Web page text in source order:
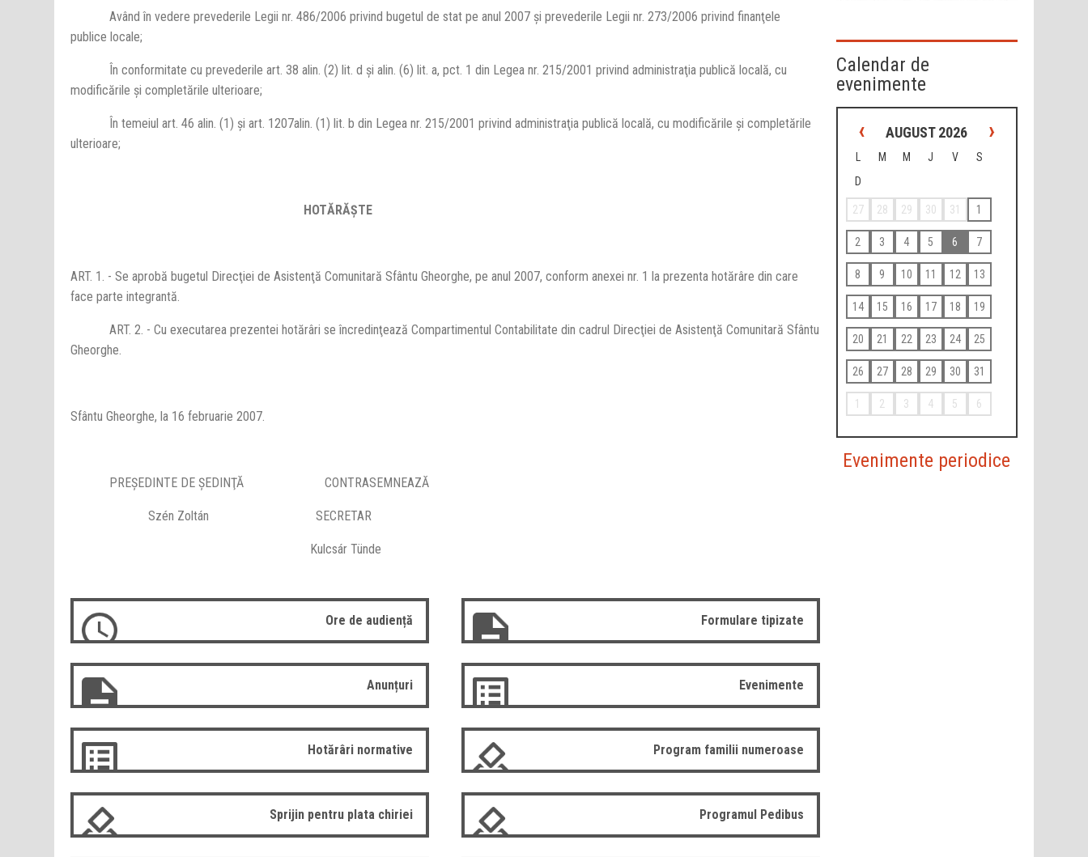
Având în vedere prevederile Legii nr. 486/2006 privind bugetul de stat pe anul 2007 şi prevederile Legii nr. 273/2006 privind finanţele
publice locale;
În conformitate cu prevederile art. 38 alin. (2) lit. d şi alin. (6) lit. a, pct. 1 din Legea nr. 215/2001 privind administraţia publică locală, cu
modificările şi completările ulterioare;
În temeiul art. 46 alin. (1) şi art. 1207alin. (1) lit. b din Legea nr. 215/2001 privind administraţia publică locală, cu modificările şi completările
ulterioare;
HOTĂRĂŞTE
ART. 1. - Se aprobă bugetul Direcţiei de Asistenţă Comunitară Sfântu Gheorghe, pe anul 2007, conform anexei nr. 1 la prezenta hotărâre din care
face parte integrantă.
ART. 2. - Cu executarea prezentei hotărâri se încredinţează Compartimentul Contabilitate din cadrul Direcţiei de Asistenţă Comunitară Sfântu
Gheorghe.
Sfântu Gheorghe, la 16 februarie 2007.
PREŞEDINTE DE ŞEDINŢĂ CONTRASEMNEAZĂ
Szén Zoltán SECRETAR
Kulcsár Tünde
Ore de audiență Formulare tipizate
Anunțuri Evenimente
Hotărâri normative Program familii numeroase
Sprijin pentru plata chiriei Programul Pedibus
Calendar de
evenimente
‹ AUGUST 2026 ›
L M M J V
S
D
27 28 29 30 31 1
2 3 4 5 6 7
8 9 10 11 12 13
14 15 16 17 18 19
20 21 22 23 24 25
26 27 28 29 30 31
1 2 3 4 5 6
Evenimente periodice